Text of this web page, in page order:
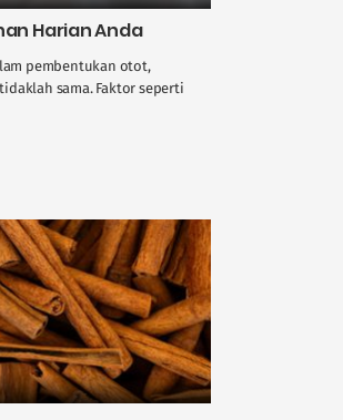
Harian Anda
pembentukan otot,
sama. Faktor seperti